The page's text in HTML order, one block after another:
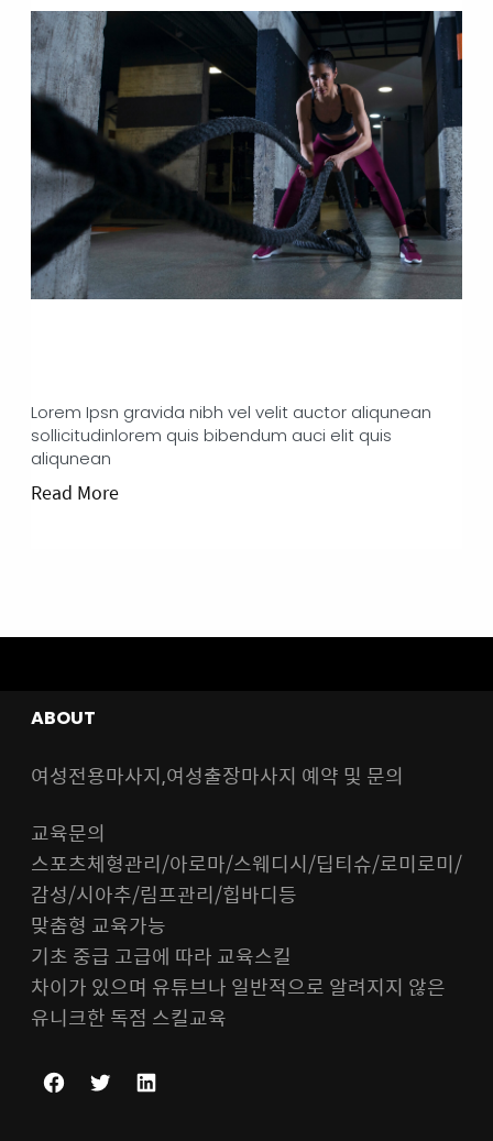
Lorem Ipsn gravida nibh vel velit auctor aliqunean
sollicitudinlorem quis bibendum auci elit quis
aliqunean
Read More
ABOUT
여성전용마사지,여성출장마사지 예약 및 문의
교육문의
스포츠체형관리/아로마/스웨디시/딥티슈/로미로미/
감성/시아추/림프관리/힙바디등
맞춤형 교육가능
기초 중급 고급에 따라 교육스킬
차이가 있으며 유튜브나 일반적으로 알려지지 않은
유니크한 독점 스킬교육
F
T
L